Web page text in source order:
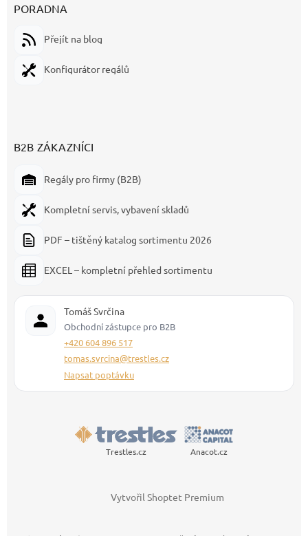
PORADNA
Přejít na blog
Konfigurátor regálů
B2B ZÁKAZNÍCI
Regály pro firmy (B2B)
Kompletní servis, vybavení skladů
PDF – tištěný katalog sortimentu 2026
EXCEL – kompletní přehled sortimentu
Tomáš Svrčina
Obchodní zástupce pro B2B
+420 604 896 517
tomas.svrcina@trestles.cz
Napsat poptávku
Trestles.cz Anacot.cz
Vytvořil Shoptet Premium